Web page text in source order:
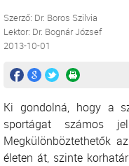
Szerző: Dr. Boros Szilvia
Lektor: Dr. Bognár József
2013-10-01
Ki gondolná, hogy a
sportágat számos
Megkülönböztethetők
életen át, szinte